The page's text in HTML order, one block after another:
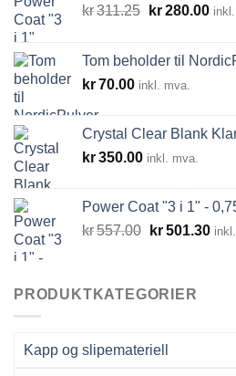
kr311.25 Opprinnelig
kr311.25.
kr280.00
Tom beholder til
kr70.00 inkl. mva.
Crystal Clear Blank
kr350.00 inkl. mva.
Power Coat "3 i 1" -
kr557.00 Opprinnelig
kr557.00.
kr501.30
PRODUKTKATEGORIER
Kapp og slipemateriell